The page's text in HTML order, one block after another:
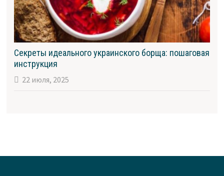
Секреты идеального украинского борща: пошаговая
инструкция
22 июля, 2025